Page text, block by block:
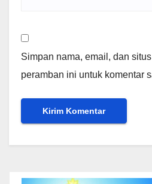
Simpan nama, email, dan
peramban ini untuk komentar